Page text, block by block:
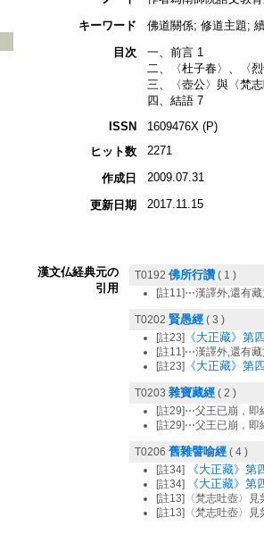
キーワード
佛道關係; 修道主題;
目次
一、前言 1
二、〈杜子春〉、〈
三、〈壺公〉與〈梵
四、結語 7
ISSN
1609476X (P)
ヒット数
2271
作成日 2009.07.31
更新日期 2017.11.15
漢文仏経典元の
引用
T0192 佛所行讚( 1 )
[註11]⋯漢譯外,還有
T0202 賢愚經 ( 3 )
[註23] 《大正藏》第
[註11]⋯漢譯外,還有
[註23] 《大正藏》第
T0203 雜寶藏經 ( 2 )
[註29]⋯父王已崩，即
[註29]⋯父王已崩，即
T0206 舊雜譬喻經 ( 4 )
[註34]
《大正藏》
[註34] 《大正藏》
[註13]〈梵志吐壺〉
[註13]〈梵志吐壺〉